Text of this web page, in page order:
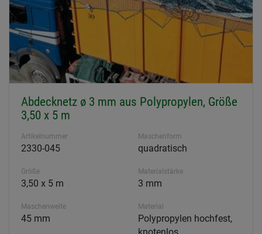
Abdecknetz ø 3 mm aus Polypropylen, Größe
3,50 x 5 m
Artikelnummer
2330-045
Maschenform
quadratisch
Größe
3,50 x 5 m
Materialstärke
3 mm
Maschenweite
45 mm
Material
Polypropylen hochfest,